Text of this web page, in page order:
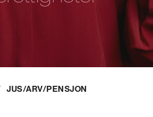
JUS/ARV/PENSJON